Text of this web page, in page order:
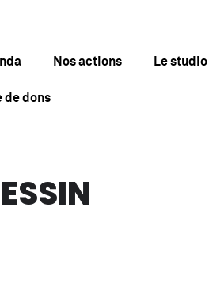
Nos actions Le studio
de dons